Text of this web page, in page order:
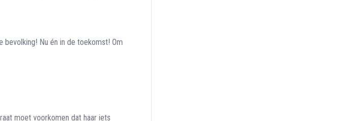
bevolking! Nu én in de toekomst! Om
moet voorkomen dat haar iets